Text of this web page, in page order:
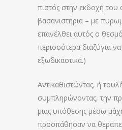
πιστός στην εκδοχή του
βασανιστήρια – με
επανέλθει αυτός ο
περισσότερα διαζύγια
εξωδικαστικά.)
Αντικαθιστώντας, ή
συμπληρώνοντας, την
μιας υπόθεσης μέσω
προσπάθησαν να